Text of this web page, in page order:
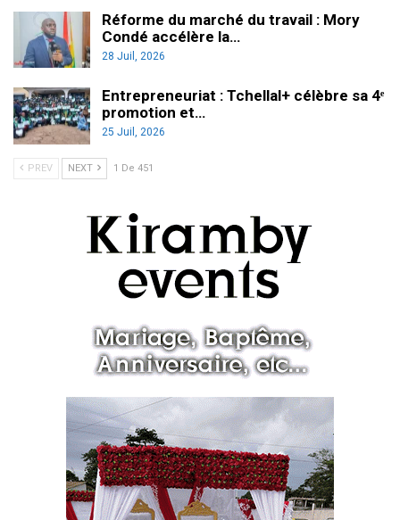
Réforme du marché du travail : Mory
Condé accélère la…
28 Juil, 2026
Entrepreneuriat : Tchellal+ célèbre sa 4ᵉ
promotion et…
25 Juil, 2026
PREV NEXT 1 De 451